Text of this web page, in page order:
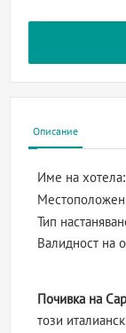
Описание
Име на
Тип
Валидност на
Почивка на
този